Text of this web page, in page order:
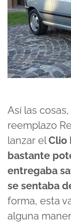
Así las
reemplazo
lanzar elClio
bastante
entregaba
se sentaba
forma, esta
alguna